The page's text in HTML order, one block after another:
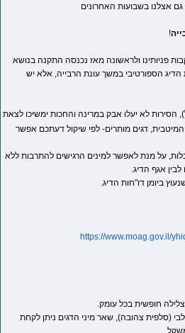
אצלנו בשבועות האחרונים
!
פניותינו ולראשונה מאז נכנסה התקנה בנושא
הדיג הספורטיבי במשך עונת הרבייה, אלא יש
הסירות לא יעלו אבק במרינה והחכות ימשיכו לצאת
דגים מותרים- לפי שיקול דעתכם אפשר
על מנת לאפשר למינים הרגישים להתרבות ללא
אגף הדיג.
ביומן דו"חות הדיג.
https://www.moag.gov.il/
(סלפית צהובה), שאר מיני הדגים ניתן לקחת